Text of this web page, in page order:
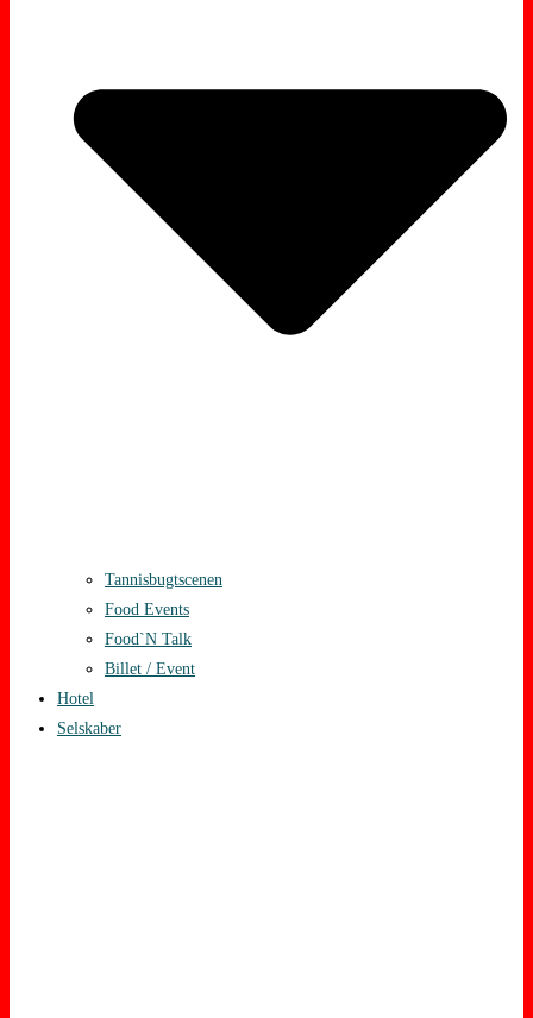
Tannisbugtscenen
Food Events
Food`N Talk
Billet / Event
Hotel
Selskaber